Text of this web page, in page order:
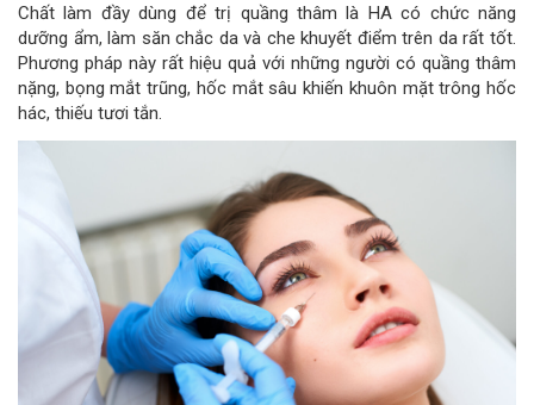
Chất làm đầy dùng để trị quầng thâm là HA có chức năng
dưỡng ẩm, làm săn chắc da và che khuyết điểm trên da rất tốt.
Phương pháp này rất hiệu quả với những người có quầng thâm
nặng, bọng mắt trũng, hốc mắt sâu khiến khuôn mặt trông hốc
hác, thiếu tươi tắn.